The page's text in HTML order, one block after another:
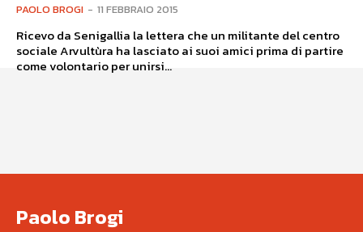
PAOLO BROGI - 11 FEBBRAIO 2015
Ricevo da Senigallia la lettera che un militante del centro
sociale Arvultùra ha lasciato ai suoi amici prima di partire
come volontario per unirsi...
Paolo Brogi